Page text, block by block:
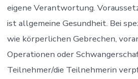
eigene Verantwortung.
ist allgemeine Gesundheit. Bei
wie körperlichen Gebrechen,
Operationen oder
Teilnehmer/die Teilnehmerin